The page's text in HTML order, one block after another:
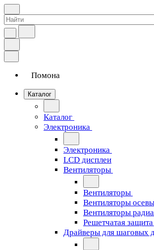
Помона
Каталог
Каталог
Электроника
Электроника
LCD дисплеи
Вентиляторы
Вентиляторы
Вентиляторы
Вентиляторы
Решетчатая
Драйверы для шаговых